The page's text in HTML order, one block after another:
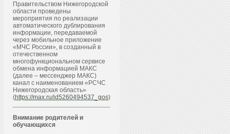
Правительством Нижегородской
области проведены
мероприятия по реализации
автоматического дублирования
информации, передаваемой
через мобильное приложение
«МЧС России», в созданный в
отечественном
многофункциональном сервисе
обмена информацией МАКС
(далее – мессенджер МАКС)
канал с наименованием «РСЧС
Нижегородская область»
(https://max.ru/id5260494537_gos)
Внимание родителей и
обучающихся